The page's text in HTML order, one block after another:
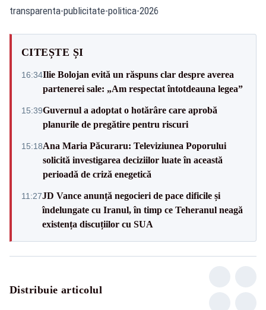
transparenta-publicitate-politica-2026
CITEȘTE ȘI
16:34Ilie Bolojan evită un răspuns clar despre averea
partenerei sale: „Am respectat întotdeauna legea”
15:39Guvernul a adoptat o hotărâre care aprobă
planurile de pregătire pentru riscuri
15:18Ana Maria Păcuraru: Televiziunea Poporului
solicită investigarea deciziilor luate în această
perioadă de criză enegetică
11:27JD Vance anunță negocieri de pace dificile și
îndelungate cu Iranul, în timp ce Teheranul neagă
existența discuțiilor cu SUA
Distribuie articolul